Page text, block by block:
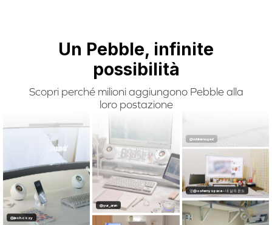
Un Pebble, infinite
possibilità
Scopri perché milioni aggiungono Pebble alla
loro postazione
@Tam Nguyen
@yur_aran
@whitemaged
영@safemyspace - 내 삶의 온도